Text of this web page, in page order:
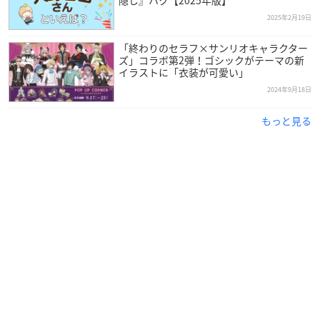
2025年2月19日
「終わりのセラフ×サンリオキャラクター
ズ」コラボ第2弾！ゴシックがテーマの新
イラストに「衣装が可愛い」
2024年9月18日
もっと見る